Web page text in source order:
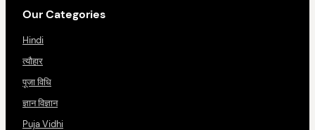
Our Categories
Hindi
त्यौहार
पूजा विधि
ज्ञान विज्ञान
Puja Vidhi